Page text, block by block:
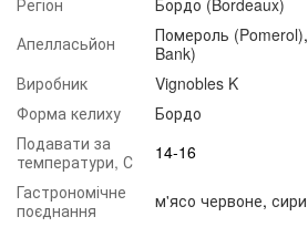
Апелласьйон
Помероль (Pomerol),
Bank)
Виробник
Vignobles K
Форма келиху
Бордо
Подавати за
температури, С
14-16
Гастрономічне
поєднання
м'ясо червоне, сири